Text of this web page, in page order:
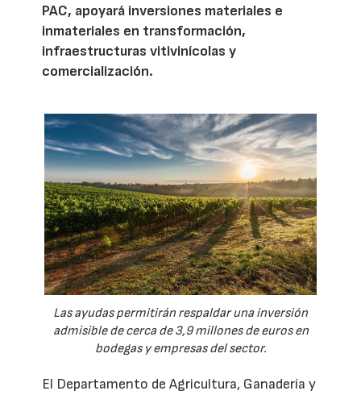
PAC, apoyará inversiones materiales e
inmateriales en transformación,
infraestructuras vitivinícolas y
comercialización.
Las ayudas permitirán respaldar una inversión
admisible de cerca de 3,9 millones de euros en
bodegas y empresas del sector.
El Departamento de Agricultura, Ganadería y